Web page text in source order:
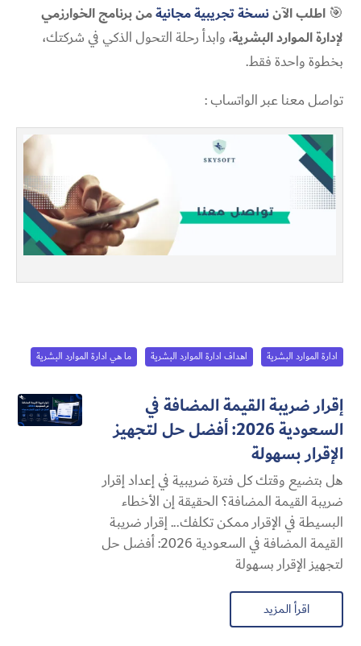
🎯 اطلب الآننسخة تجريبية مجانيةمن برنامج الخوارزمي
لإدارة الموارد البشرية، وابدأ رحلة التحول الذكي في شركتك،
بخطوة واحدة فقط.
تواصل معنا عبر الواتساب :
ادارة الموارد البشرية اهداف ادارة الموارد البشرية ما هي ادارة الموارد البشرية
إقرار ضريبة القيمة المضافة في
السعودية 2026: أفضل حل لتجهيز
الإقرار بسهولة
هل بتضيع وقتك كل فترة ضريبية في إعداد إقرار
ضريبة القيمة المضافة؟ الحقيقة إن الأخطاء
البسيطة في الإقرار ممكن تكلفك... إقرار ضريبة
القيمة المضافة في السعودية 2026: أفضل حل
لتجهيز الإقرار بسهولة
اقرأ المزيد